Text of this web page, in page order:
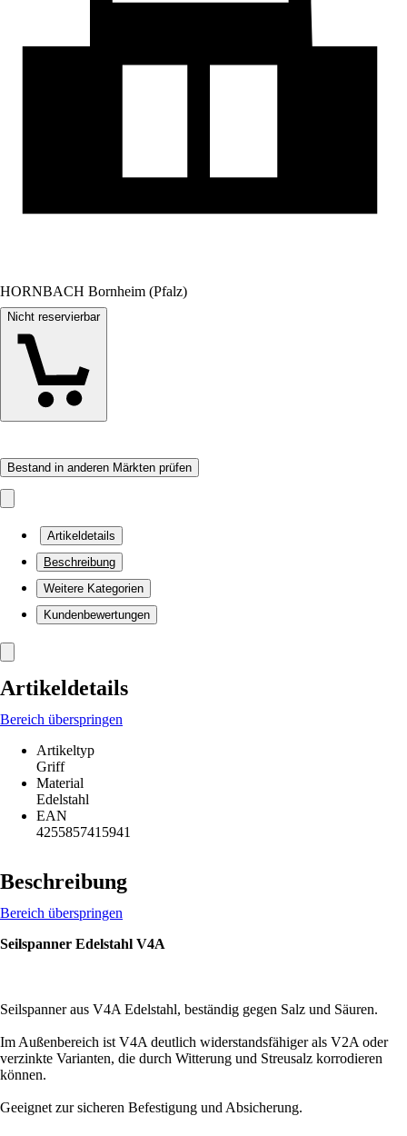
HORNBACH Bornheim (Pfalz)
Nicht reservierbar
Bestand in anderen Märkten prüfen
Artikeldetails
Beschreibung
Weitere Kategorien
Kundenbewertungen
Artikeldetails
Bereich überspringen
Artikeltyp
Griff
Material
Edelstahl
EAN
4255857415941
Beschreibung
Bereich überspringen
Seilspanner Edelstahl V4A
Seilspanner aus V4A Edelstahl, beständig gegen Salz und Säuren.
Im Außenbereich ist V4A deutlich widerstandsfähiger als V2A oder
verzinkte Varianten, die durch Witterung und Streusalz korrodieren
können.
Geeignet zur sicheren Befestigung und Absicherung.